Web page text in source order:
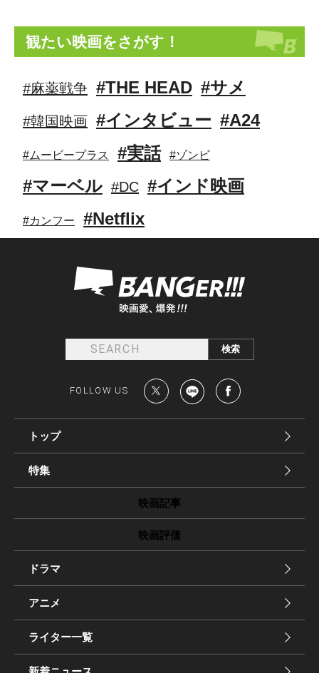
観たい映画をさがす！
#麻薬戦争 #THE HEAD #サメ
#韓国映画 #インタビュー #A24
#ムービープラス #実話 #ゾンビ
#マーベル #DC #インド映画
#カンフー #Netflix
FOLLOW US
トップ
特集
映画記事
映画評価
ドラマ
アニメ
ライター一覧